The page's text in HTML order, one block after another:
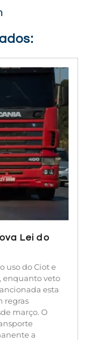
Lei do
uso do Ciot e
enquanto veto
esta
regras
março. O
a